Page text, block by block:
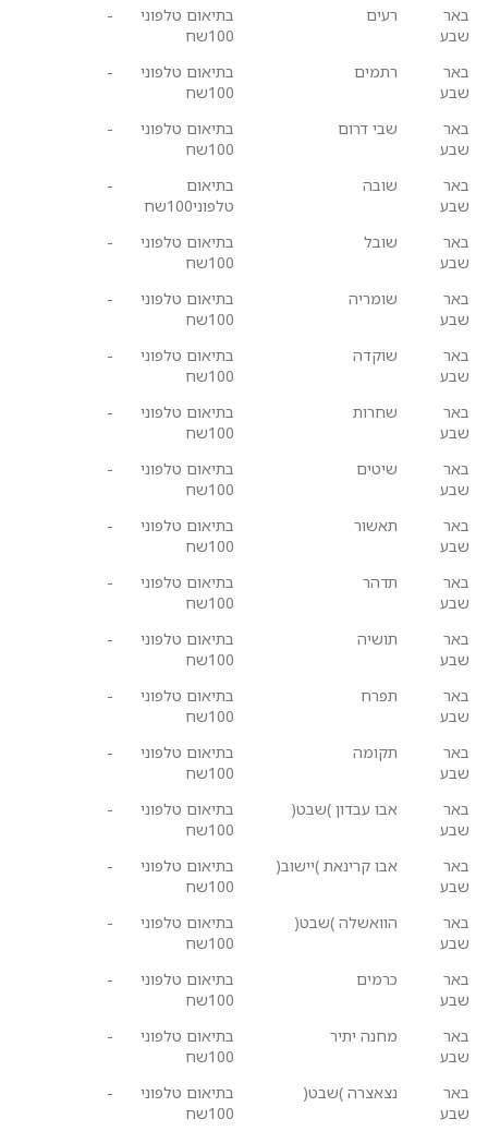
באר
שבע
רעים
בתיאום טלפוני
100שח
-
באר
שבע
רתמים
בתיאום טלפוני
100שח
-
באר
שבע
שבי דרום
בתיאום טלפוני
100שח
-
באר
שבע
שובה
בתיאום
טלפוני100שח
-
באר
שבע
שובל
בתיאום טלפוני
100שח
-
באר
שבע
שומריה
בתיאום טלפוני
100שח
-
באר
שבע
שוקדה
בתיאום טלפוני
100שח
-
באר
שבע
שחרות
בתיאום טלפוני
100שח
-
באר
שבע
שיטים
בתיאום טלפוני
100שח
-
באר
שבע
תאשור
בתיאום טלפוני
100שח
-
באר
שבע
תדהר
בתיאום טלפוני
100שח
-
באר
שבע
תושיה
בתיאום טלפוני
100שח
-
באר
שבע
תפרח
בתיאום טלפוני
100שח
-
באר
שבע
תקומה
בתיאום טלפוני
100שח
-
באר
שבע
אבו עבדון )שבט(
בתיאום טלפוני
100שח
-
באר
שבע
אבו קרינאת )יישוב(
בתיאום טלפוני
100שח
-
באר
שבע
הוואשלה )שבט(
בתיאום טלפוני
100שח
-
באר
שבע
כרמים
בתיאום טלפוני
100שח
-
באר
שבע
מחנה יתיר
בתיאום טלפוני
100שח
-
באר
שבע
נצאצרה )שבט(
בתיאום טלפוני
100שח
-